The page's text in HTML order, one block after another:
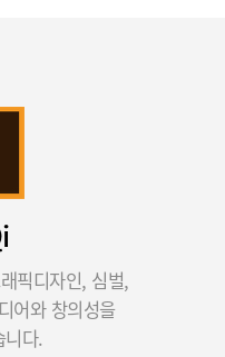
픽디자인, 심벌,
어와 창의성을
니다.